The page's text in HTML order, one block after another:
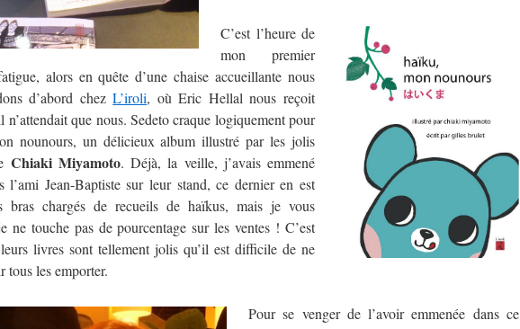
C’est l’heure de
mon premier
alors en quête d’une chaise accueillante nous
d’abord chezL’iroli, où Eric Hellal nous reçoit
n’attendait que nous. Sedeto craque logiquement pour
nounours, un délicieux album illustré par les jolis
Chiaki Miyamoto. Déjà, la veille, j’avais emmené
l’ami Jean-Baptiste sur leur stand, ce dernier en est
bras chargés de recueils de haïkus, mais je vous
ne touche pas de pourcentage sur les ventes ! C’est
livres sont tellement jolis qu’il est difficile de ne
tous les emporter.
Pour se venger de l’avoir emmenée dans ce